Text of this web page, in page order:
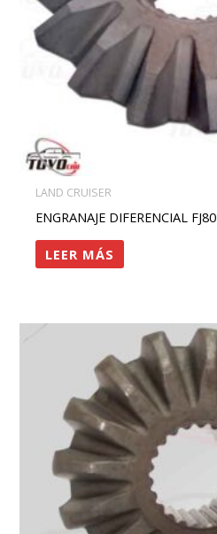
LAND CRUISER
ENGRANAJE DIFERENCIAL FJ80
LEER MÁS